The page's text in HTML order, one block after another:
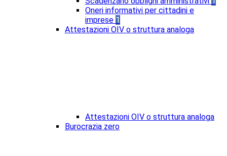
Oneri informativi per cittadini e
imprese 1
Attestazioni OIV o struttura analoga
Attestazioni OIV o struttura analoga
Burocrazia zero